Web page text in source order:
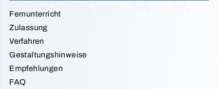
Fernunterricht
Zulassung
Verfahren
Gestaltungshinweise
Empfehlungen
FAQ